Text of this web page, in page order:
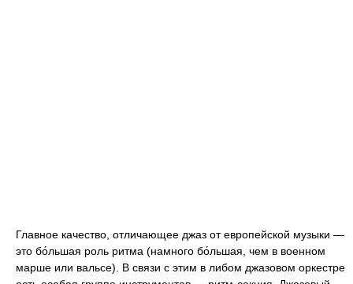
Главное качество, отличающее джаз от европейской музыки —
это бо́льшая роль ритма (намного бо́льшая, чем в военном
марше или вальсе). В связи с этим в либом джазовом оркестре